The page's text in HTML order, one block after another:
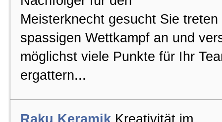
Meisterknecht gesucht Sie treten
spassigen Wettkampf an und
möglichst viele Punkte für Ihr
ergattern...
Raku Keramik Kreativität im